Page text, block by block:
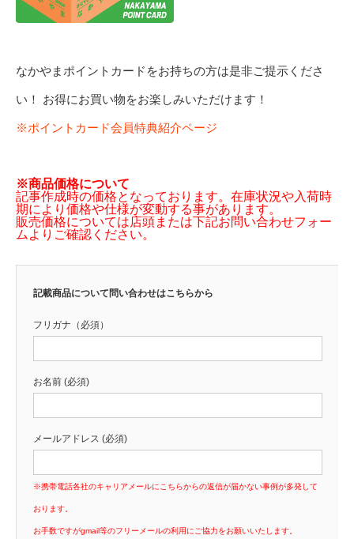
なかやまポイントカードをお持ちの方は是非ご提示くださ
い！ お得にお買い物をお楽しみいただけます！
※ポイントカード会員特典紹介ページ
※商品価格について
記事作成時の価格となっております。在庫状況や入荷時
期により価格や仕様が変動する事があります。
販売価格については店頭または下記お問い合わせフォー
ムよりご確認ください。
記載商品について問い合わせはこちらから
フリガナ（必須）
お名前 (必須)
メールアドレス (必須)
※携帯電話各社のキャリアメールにこちらからの返信が届かない事例が多発して
おります。
お手数ですがgmail等のフリーメールの利用にご協力をお願いいたします。